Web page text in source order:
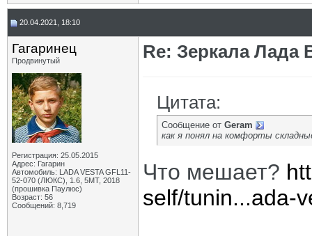
20.04.2021, 18:10
Гагаринец
Продвинутый
Регистрация: 25.05.2015
Адрес: Гагарин
Автомобиль: LADA VESTA GFL11-
52-070 (ЛЮКС), 1.6, 5МТ, 2018
(прошивка Паулюс)
Возраст: 56
Сообщений: 8,719
Re: Зеркала Лада
Цитата:
Сообщение от Geram
как я понял на комфорты
Что мешает?
self/tunin...ada-